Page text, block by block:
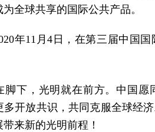
全球共享的国际公共产品。
年11月4日，在第三届中国国
下，光明就在前方。中国愿
多开放共识，共同克服全球经
来新的光明前程！